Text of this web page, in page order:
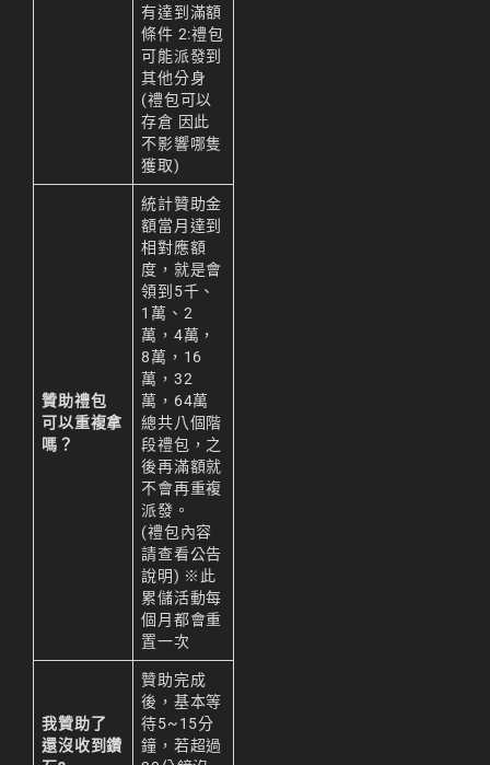
有達到滿額
條件 2:禮包
可能派發到
其他分身
(禮包可以
存倉 因此
不影響哪隻
獲取)
贊助禮包
可以重複拿
嗎？
統計贊助金
額當月達到
相對應額
度，就是會
領到5千、
1萬、2
萬，4萬，
8萬，16
萬，32
萬，64萬
總共八個階
段禮包，之
後再滿額就
不會再重複
派發。
(禮包內容
請查看公告
說明) ※此
累儲活動每
個月都會重
置一次
我贊助了
還沒收到鑽
贊助完成
後，基本等
待5~15分
鐘，若超過